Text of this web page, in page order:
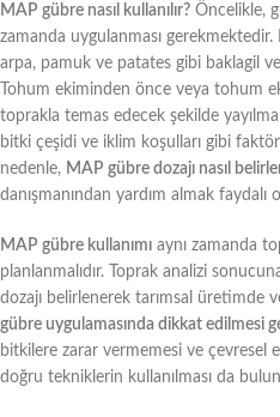
MAP gübre nasıl kullanılır? Öncelikle,
zamanda uygulanması gerekmektedir.
arpa, pamuk ve patates gibi baklagil
Tohum ekiminden önce veya tohum
toprakla temas edecek şekilde
bitki çeşidi ve iklim koşulları gibi
nedenle, MAP gübre dozajı nasıl
danışmanından yardım almak faydalı
MAP gübre kullanımı aynı zamanda
planlanmalıdır. Toprak analizi
dozajı belirlenerek tarımsal üretimde
gübre uygulamasında dikkat edilmesi
bitkilere zarar vermemesi ve çevresel
doğru tekniklerin kullanılması da